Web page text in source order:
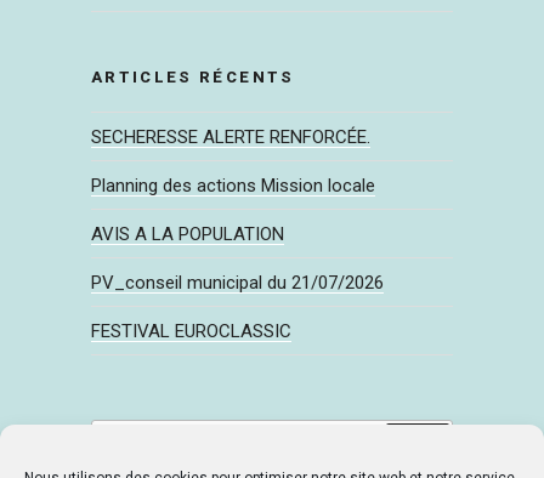
ARTICLES RÉCENTS
SECHERESSE ALERTE RENFORCÉE.
Planning des actions Mission locale
AVIS A LA POPULATION
PV_conseil municipal du 21/07/2026
FESTIVAL EUROCLASSIC